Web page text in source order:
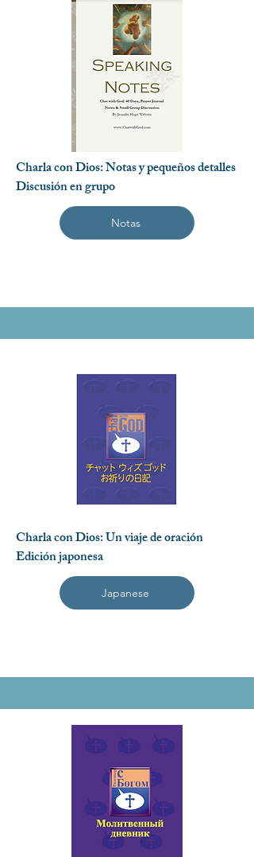
Charla con Dios: Notas y pequeños detalles
Discusión en grupo
Notas
Charla con Dios: Un viaje de oración
Edición japonesa
Japanese